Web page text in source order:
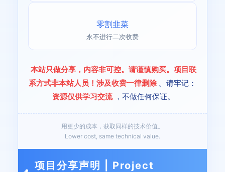
零割韭菜
永不进行二次收费
本站只做分享，内容非可控。请谨慎购买。项目联
系方式非本站人员！涉及收费一律删除 。请牢记：
资源仅供学习交流 ，不做任何保证。
用更少的成本，获取同样的技术价值。
Lower cost, same technical value.
项目分享声明 | Project